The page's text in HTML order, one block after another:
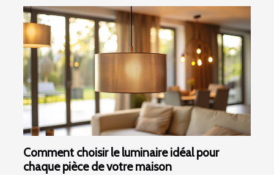
Comment choisir le luminaire idéal pour
chaque pièce de votre maison